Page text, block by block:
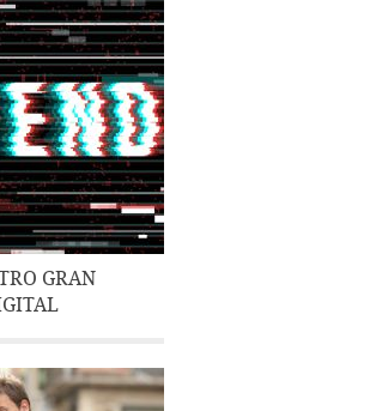
GRAN